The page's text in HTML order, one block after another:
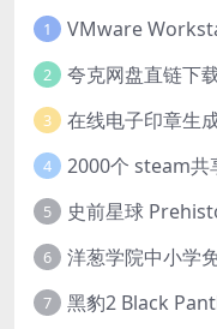
1
2 夸克网盘直链下
3 在线电子印章生
4 2000个 steam共
5
6 洋葱学院中小学
7